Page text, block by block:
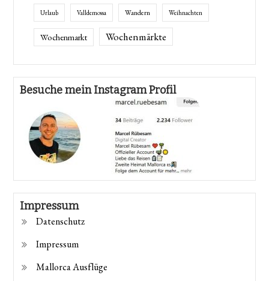
Urlaub Valldemossa Wandern Weihnachten
Wochenmarkt Wochenmärkte
Besuche mein Instagram Profil
Impressum
Datenschutz
Impressum
Mallorca Ausflüge